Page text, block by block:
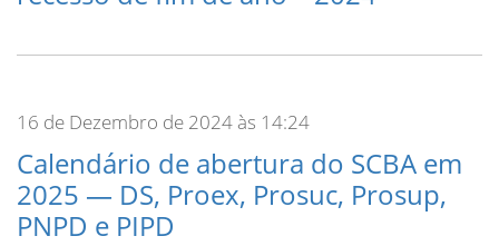
16 de Dezembro de 2024 às 14:24
Calendário de abertura do SCBA em
2025 — DS, Proex, Prosuc, Prosup,
PNPD e PIPD